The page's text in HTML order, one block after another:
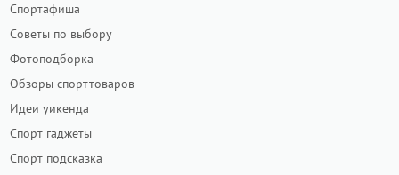
Спортафиша
Советы по выбору
Фотоподборка
Обзоры спорттоваров
Идеи уикенда
Спорт гаджеты
Спорт подсказка